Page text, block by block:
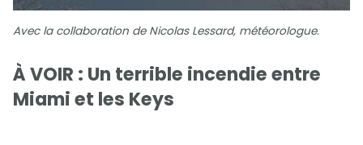
Avec la collaboration de Nicolas Lessard, météorologue.
À VOIR : Un terrible incendie entre
Miami et les Keys